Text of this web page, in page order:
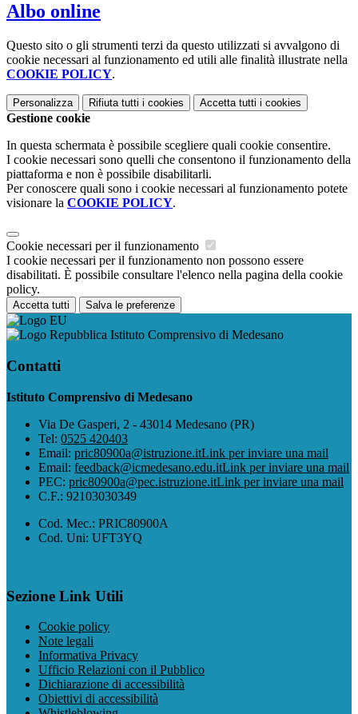
Albo online
Questo sito o gli strumenti terzi da questo utilizzati si avvalgono di
cookie necessari al funzionamento ed utili alle finalità illustrate nella
COOKIE POLICY.
Personalizza Rifiuta tutti i cookies Accetta tutti i cookies
Gestione cookie
In questa schermata è possibile scegliere quali cookie consentire.
I cookie necessari sono quelli che consentono il funzionamento della
piattaforma e non è possibile disabilitarli.
Per conoscere quali sono i cookie necessari al funzionamento potete
visionare la COOKIE POLICY.
Cookie necessari per il funzionamento
I cookie necessari per il funzionamento non possono essere
disabilitati. È possibile consultare l'elenco nella pagina della cookie
policy.
Accetta tutti Salva le preferenze
Istituto Comprensivo di Medesano
Contatti
Istituto Comprensivo di Medesano
Via De Gasperi, 2 - 43014 Medesano (PR)
Tel: 0525 420403
Email: pric80900a@istruzione.itLink per inviare una mail
Email: feedback@icmedesano.edu.itLink per inviare una mail
PEC: pric80900a@pec.istruzione.itLink per inviare una mail
C.F.: 92103030349
Cod. Mec.: PRIC80900A
Cod. Uni: UFT3YQ
Sezione Link Utili
Cookie policy
Note legali
Informativa Privacy
Ufficio Relazioni con il Pubblico
Dichiarazione di accessibilità
Obiettivi di accessibilità